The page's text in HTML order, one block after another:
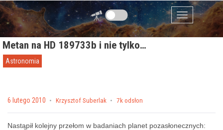
Przejdź do zawartości
Menu
Metan na HD 189733b i nie tylko…
Astronomia
Posted on
6 lutego 2010 by Krzysztof Suberlak 7k odsłon
Nastąpił kolejny przełom w badaniach planet pozasłonecznych: